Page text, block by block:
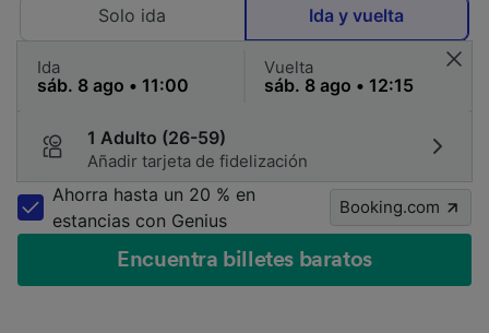
Solo ida
Ida y vuelta
Ida Vuelta
1 Adulto (26-59)
Añadir tarjeta de fidelización
Ahorra hasta un 20 % en
estancias con Genius
Booking.com
Encuentra billetes baratos